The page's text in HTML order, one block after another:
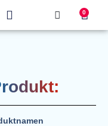
0